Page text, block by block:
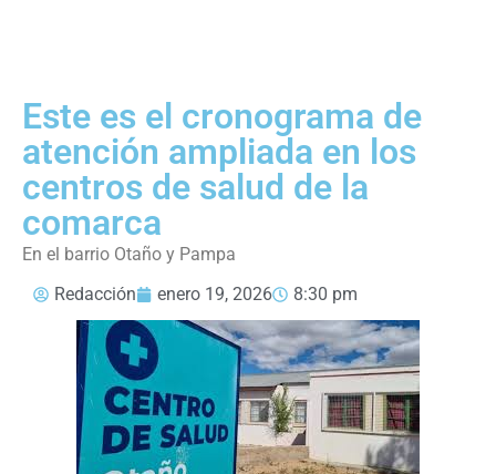
Este es el cronograma de
atención ampliada en los
centros de salud de la
comarca
En el barrio Otaño y Pampa
Redacción
enero 19, 2026 8:30 pm